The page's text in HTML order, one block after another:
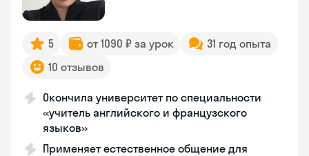
5 от 1090 ₽ за урок
31 год опыта
10 отзывов
Окончила университет по специальности
«учитель английского и французского
языков»
Применяет естественное общение для